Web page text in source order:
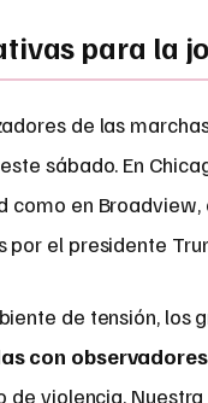
para la
de las
sábado. En
como en
por el presidente
de tensión, los
con
de violencia.